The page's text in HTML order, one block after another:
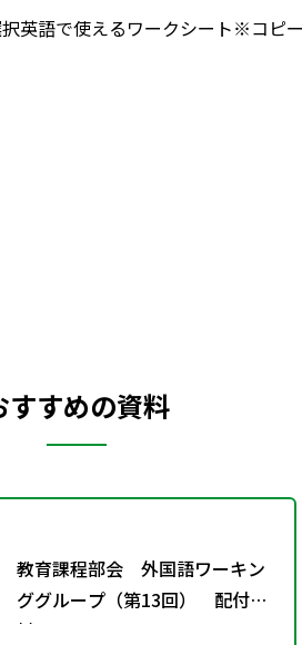
英語で使えるワークシート※コピ
すすめの資料
教育課程部会 外国語ワーキン
ググループ（第13回） 配付資
料